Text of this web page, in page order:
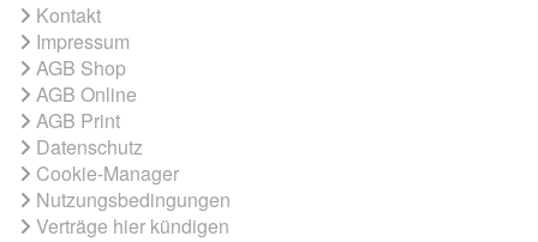
Kontakt
Impressum
AGB Shop
AGB Online
AGB Print
Datenschutz
Cookie-Manager
Nutzungsbedingungen
Verträge hier kündigen